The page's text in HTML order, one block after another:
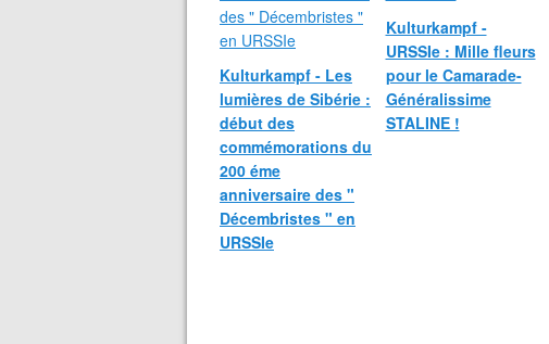
Kulturkampf - Les
lumières de Sibérie :
début des
commémorations du
200 éme
anniversaire des "
Décembristes " en
URSSIe
Kulturkampf -
URSSIe : Mille fleurs
pour le Camarade-
Généralissime
STALINE !